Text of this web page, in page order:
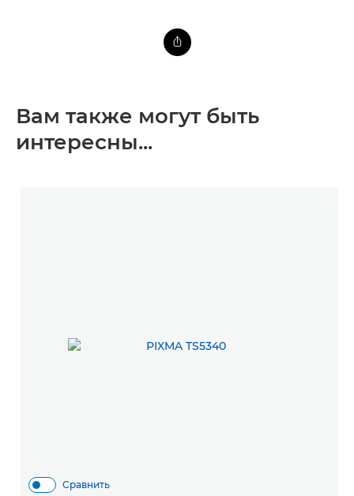
Вам также могут быть
интересны...
Сравнить